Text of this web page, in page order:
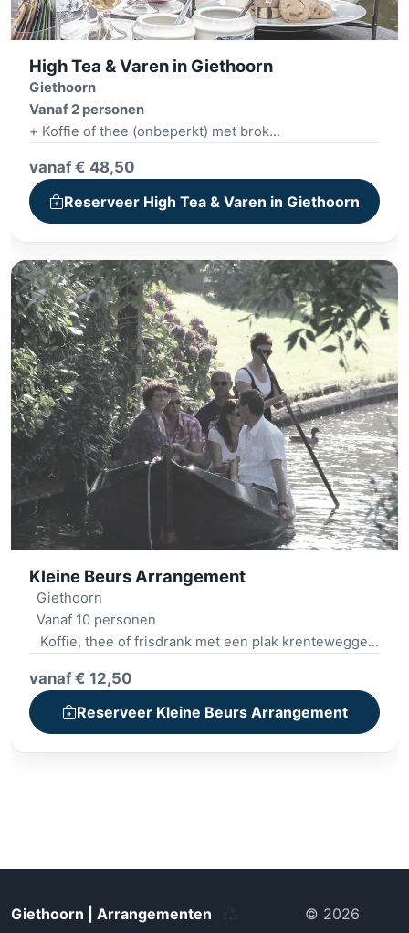
High Tea & Varen in Giethoorn
Giethoorn
Vanaf 2 personen
+ Koffie of thee (onbeperkt) met brok
+ High Tea, High wine of High Beer
vanaf € 48,50
Reserveer High Tea & Varen in Giethoorn
Kleine Beurs Arrangement
Giethoorn
Vanaf 10 personen
Koffie, thee of frisdrank met een plak krentewegge
Dorpsbezichtiging (wandeling)
P
atat, frikandel of kroket en ijsje na
vanaf € 12,50
Reserveer Kleine Beurs Arrangement
Giethoorn | Arrangementen © 2026